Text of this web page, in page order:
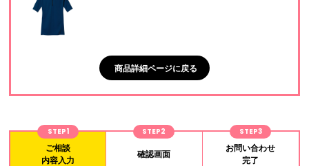
商品詳細ページに戻る
STEP1
ご相談
内容入力
STEP2
確認画面
STEP3
お問い合わせ
完了